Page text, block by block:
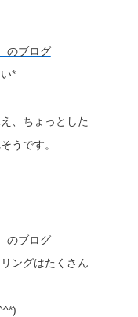
*
、ちょっとした
うです。
ングはたくさん